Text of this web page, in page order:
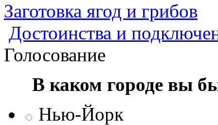
Заготовка ягод и грибов
Достоинства и
Голосование
В каком городе вы
Нью-Йорк